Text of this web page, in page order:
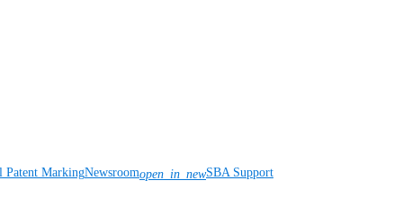
Patent MarkingNewsroomopen_in_newSBA Support